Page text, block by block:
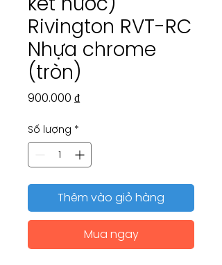
Rivington RVT-RC
Nhựa chrome
(tròn)
900.000 ₫Giá
Số lượng *
Thêm vào giỏ hàng
Mua ngay